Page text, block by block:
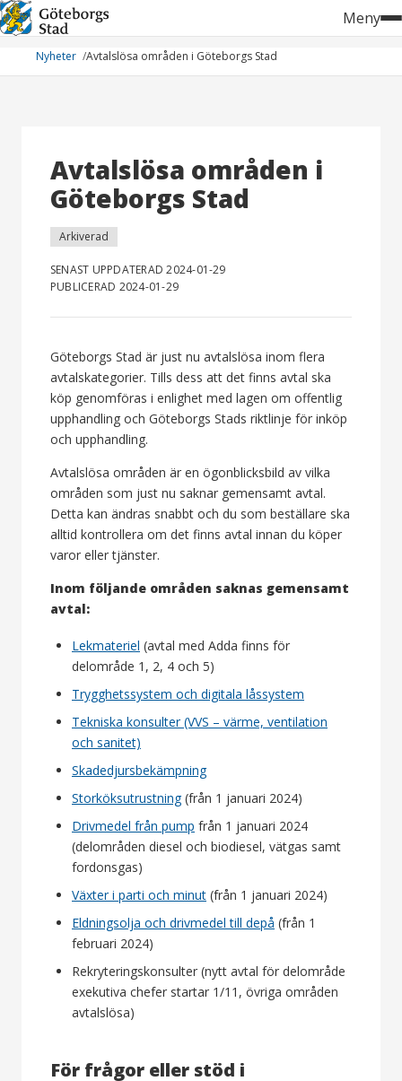
Hoppa
till
innehåll
Meny
Nyheter Avtalslösa områden i Göteborgs Stad
Avtalslösa områden i
Göteborgs Stad
Arkiverad
SENAST UPPDATERAD 2024-01-29
PUBLICERAD 2024-01-29
Göteborgs Stad är just nu avtalslösa inom flera
avtalskategorier. Tills dess att det finns avtal ska
köp genomföras i enlighet med lagen om offentlig
upphandling och Göteborgs Stads riktlinje för inköp
och upphandling.
Avtalslösa områden är en ögonblicksbild av vilka
områden som just nu saknar gemensamt avtal.
Detta kan ändras snabbt och du som beställare ska
alltid kontrollera om det finns avtal innan du köper
varor eller tjänster.
Inom följande områden saknas gemensamt
avtal:
Lekmateriel (avtal med Adda finns för
delområde 1, 2, 4 och 5)
Trygghetssystem och digitala låssystem
Tekniska konsulter (VVS – värme, ventilation
och sanitet)
Skadedjursbekämpning
Storköksutrustning(från 1 januari 2024)
Drivmedel från pump från 1 januari 2024
(delområden diesel och biodiesel, vätgas samt
fordonsgas)
Växter i parti och minut (från 1 januari 2024)
Eldningsolja och drivmedel till depå (från 1
februari 2024)
Rekryteringskonsulter (nytt avtal för delområde
exekutiva chefer startar 1/11, övriga områden
avtalslösa)
För frågor eller stöd i